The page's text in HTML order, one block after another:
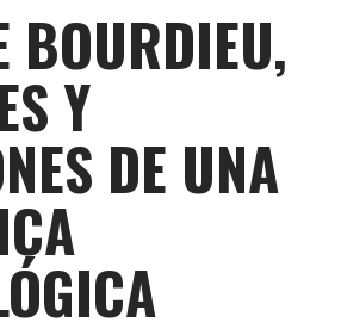
BOURDIEU,
Y
DE UNA